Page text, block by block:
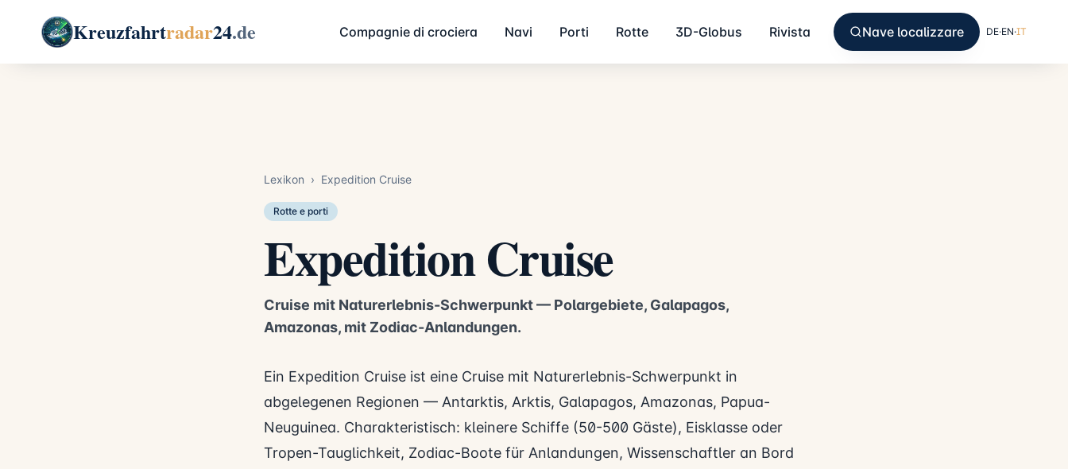
Kreuzfahrtradar24.de Compagnie di crociera Navi Porti Rotte 3D-Globus Rivista Nave localizzare DE·EN·IT
Lexikon › Expedition Cruise
Rotte e porti
Expedition Cruise
Cruise mit Naturerlebnis-Schwerpunkt — Polargebiete, Galapagos,
Amazonas, mit Zodiac-Anlandungen.
Ein Expedition Cruise ist eine Cruise mit Naturerlebnis-Schwerpunkt in
abgelegenen Regionen — Antarktis, Arktis, Galapagos, Amazonas, Papua-
Neuguinea. Charakteristisch: kleinere Schiffe (50-500 Gäste), Eisklasse oder
Tropen-Tauglichkeit, Zodiac-Boote für Anlandungen, Wissenschaftler an Bord